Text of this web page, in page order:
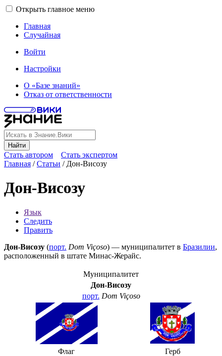
Открыть главное меню
Главная
Случайная
Войти
Настройки
О «Базе знаний»
Отказ от ответственности
Найти
Стать автором
Стать экспертом
Главная /Статьи / Дон-Висозу
Дон-Висозу
Язык
Следить
Править
Дон-Висозу (порт. Dom Viçoso) — муниципалитет в Бразилии,
расположенный в штате Минас-Жерайс.
Муниципалитет
Дон-Висозу
порт. Dom Viçoso
Флаг
Герб